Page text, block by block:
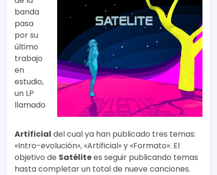
banda
pasa
por su
último
trabajo
en
estudio,
un LP
llamado
Artificial del cual ya han publicado tres temas:
«Intro-evolución», «Artificial» y «Formato». El
objetivo de Satélitees seguir publicando temas
hasta completar un total de nueve canciones.